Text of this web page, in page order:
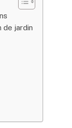
de jardin